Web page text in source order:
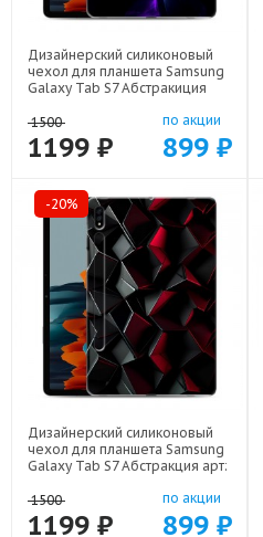
Дизайнерский силиконовый
чехол для планшета Samsung
Galaxy Tab S7 Абстракиция
1500
1199 ₽
по акции
899 ₽
-20%
Дизайнерский силиконовый
чехол для планшета Samsung
Galaxy Tab S7 Абстракция арт:
1500
1199 ₽
по акции
899 ₽